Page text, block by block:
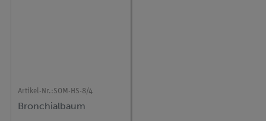
Artikel-Nr.:SOM-HS-8/4
Bronchialbaum